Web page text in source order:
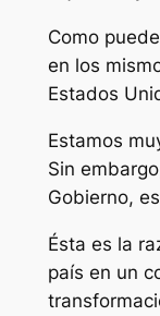
Como
en los
Estados
Estamos
Sin
Gobierno,
Ésta es la
país en un